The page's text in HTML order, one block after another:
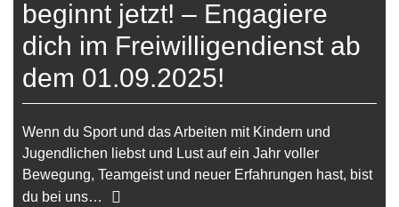
beginnt jetzt! – Engagiere
dich im Freiwilligendienst ab
dem 01.09.2025!
Wenn du Sport und das Arbeiten mit Kindern und
Jugendlichen liebst und Lust auf ein Jahr voller
Bewegung, Teamgeist und neuer Erfahrungen hast, bist
du bei uns…